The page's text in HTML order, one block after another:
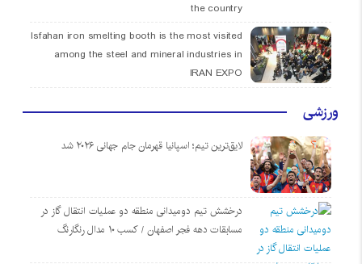
the country
Isfahan iron smelting booth is the most visited
among the steel and mineral industries in
IRAN EXPO
ورزشی
لایق‌ترین تیم؛ اسپانیا قهرمان جام جهانی ۲۰۲۶ شد
درخشش تیم دومیدانی منطقه دو عملیات انتقال گاز در
مسابقات دهه فجر اصفهان / کسب ۱۰ مدال رنگارنگ